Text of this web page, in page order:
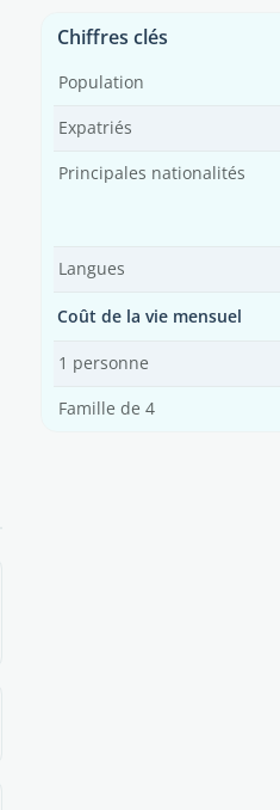
Chiffres clés
Population
Expatriés
Principales nationalités
Langues
Coût de la vie mensuel
1 personne
Famille de 4